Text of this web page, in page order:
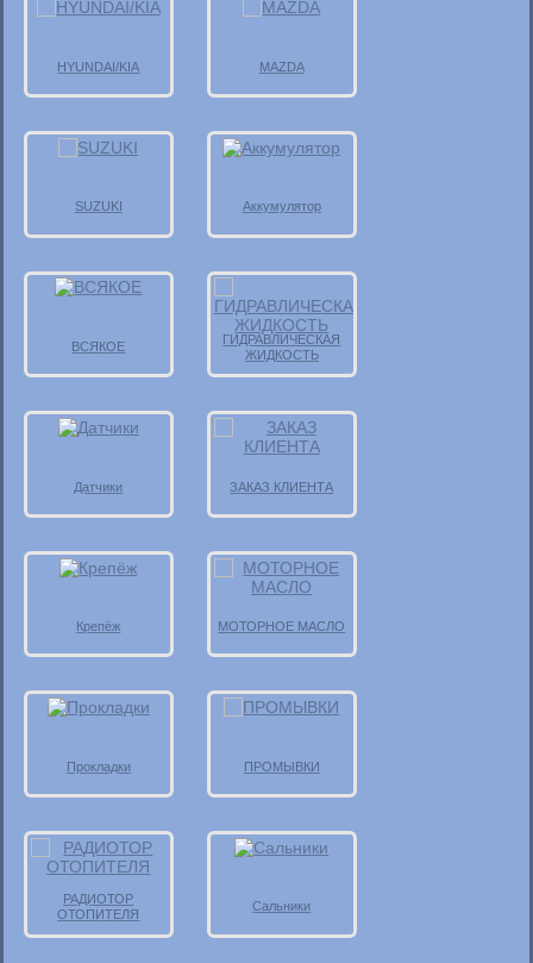
HYUNDAI/KIA MAZDA
SUZUKI Аккумулятор
ВСЯКОЕ
ГИДРАВЛИЧЕСКАЯ
ЖИДКОСТЬ
Датчики ЗАКАЗ КЛИЕНТА
Крепёж МОТОРНОЕ МАСЛО
Прокладки ПРОМЫВКИ
РАДИОТОР
ОТОПИТЕЛЯ
Сальники